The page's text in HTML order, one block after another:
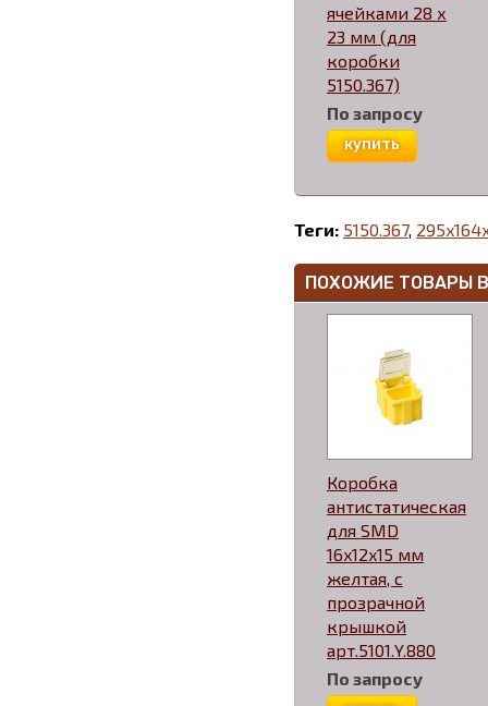
ячейками 28 х
23 мм (для
коробки
5150.367)
По запросу
купить
Теги: 5150.367,
ПОХОЖИЕ ТОВАРЫ
Коробка
антистатическая
для SMD
16x12x15 мм
желтая, с
прозрачной
крышкой
арт.5101.Y.880
По запросу